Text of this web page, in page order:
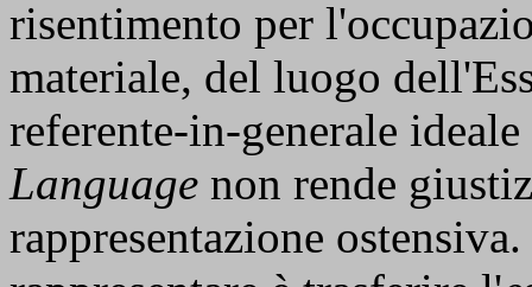
risentimento per
materiale, del luogo
referente-in-generale
Language non rende
rappresentazione